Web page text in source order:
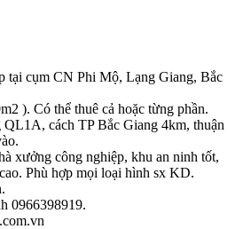
tại cụm CN Phi Mộ, Lạng Giang, Bắc
). Có thể thuê cả hoặc từng phần.
cách TP Bắc Giang 4km, thuận
xưởng công nghiệp, khu an ninh tốt,
Phù hợp mọi loại hình sx KD.
0966398919.